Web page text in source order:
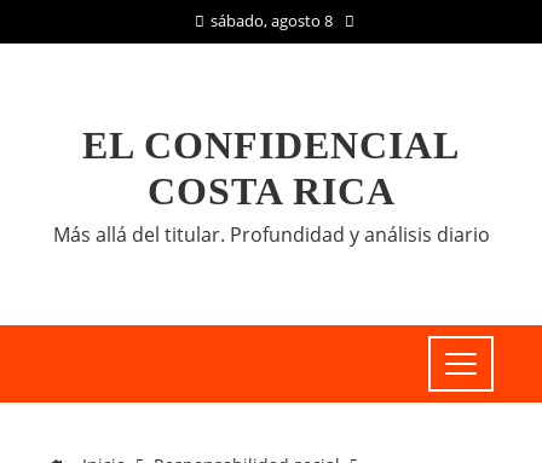
sábado, agosto 8
EL CONFIDENCIAL
COSTA RICA
Más allá del titular. Profundidad y análisis diario